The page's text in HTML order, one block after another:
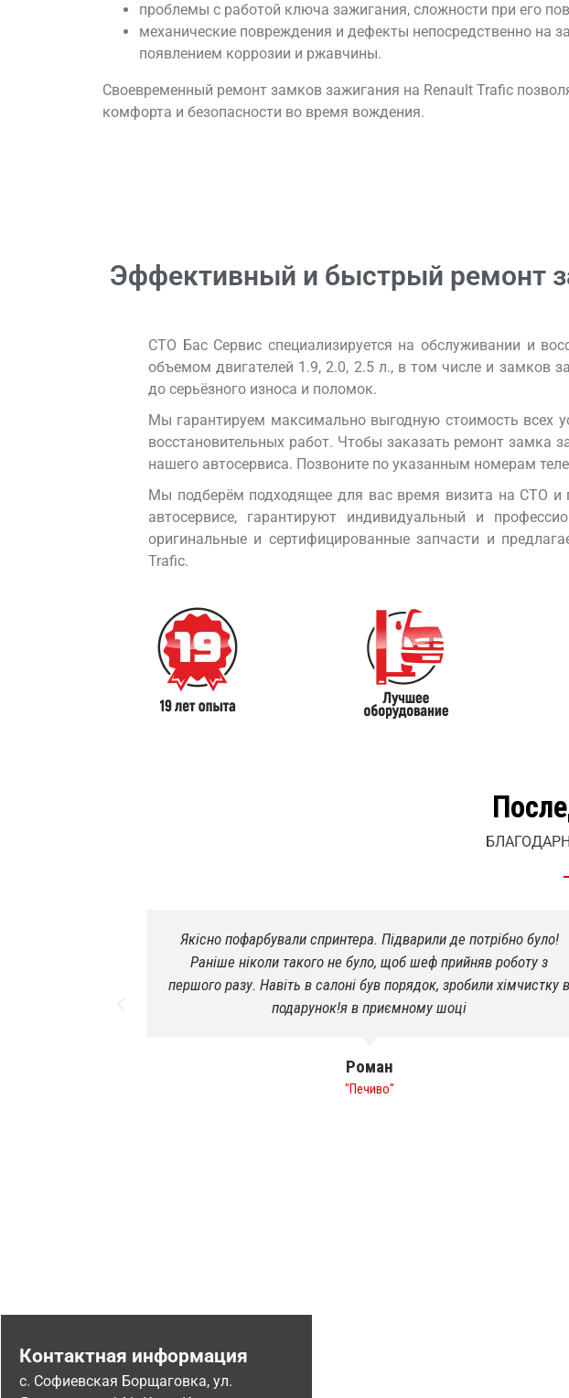
проблемы с работой ключа зажигания, сложности при его
механические повреждения и дефекты непосредственно на
появлением коррозии и ржавчины.
Своевременный ремонт замков зажигания на Renault Trafic
комфорта и безопасности во время вождения.
Эффективный и быстрый ремонт
СТО Бас Сервис специализируется на обслуживании и
объемом двигателей 1.9, 2.0, 2.5 л., в том числе и замков
до серьёзного износа и поломок.
Мы гарантируем максимально выгодную стоимость всех
восстановительных работ. Чтобы заказать ремонт замка
нашего автосервиса. Позвоните по указанным номерам
Мы подберём подходящее для вас время визита на СТО
автосервисе, гарантируют индивидуальный и
оригинальные и сертифицированные запчасти и
Trafic.
Якісно пофарбували спринтера. Підварили де потрібно було!
Раніше ніколи такого не було, щоб шеф прийняв роботу з
першого разу. Навіть в салоні був порядок, зробили хімчистку в
подарунок!я в приємному шоці
Роман
"Печиво"
Контактная информация
с. Софиевская Борщаговка, ул.